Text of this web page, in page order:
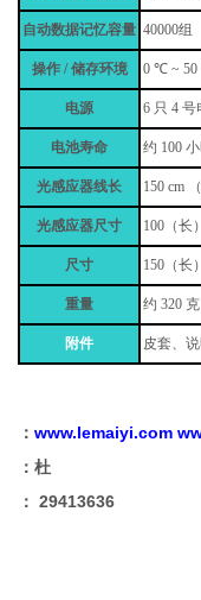
自动数据记忆容量 40000组
操作/储存环境 0 ℃ ~
电源 6 只 4号
电池寿命 约 100
光感应器线长 150 cm
光感应器尺寸 100（长
尺寸 150（长
重量 约 320 克
附件 皮套、
：www.lemaiyi.com
：杜
： 29413636